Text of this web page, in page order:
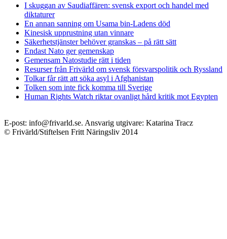
I skuggan av Saudiaffären: svensk export och handel med
diktaturer
En annan sanning om Usama bin-Ladens död
Kinesisk upprustning utan vinnare
Säkerhetstjänster behöver granskas – på rätt sätt
Endast Nato ger gemenskap
Gemensam Natostudie rätt i tiden
Resurser från Frivärld om svensk försvarspolitik och Ryssland
Tolkar får rätt att söka asyl i Afghanistan
Tolken som inte fick komma till Sverige
Human Rights Watch riktar ovanligt hård kritik mot Egypten
E-post: info@frivarld.se. Ansvarig utgivare: Katarina Tracz
© Frivärld/Stiftelsen Fritt Näringsliv 2014